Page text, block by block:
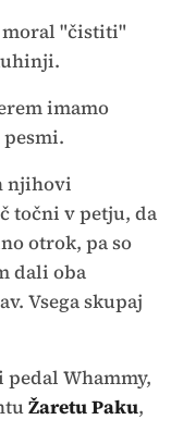
moral "čistiti"
imamo
njihovi
točni v petju, da
otrok, pa so
dali oba
Vsega skupaj
Whammy,
Žaretu Paku,